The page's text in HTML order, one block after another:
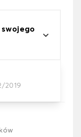
2019